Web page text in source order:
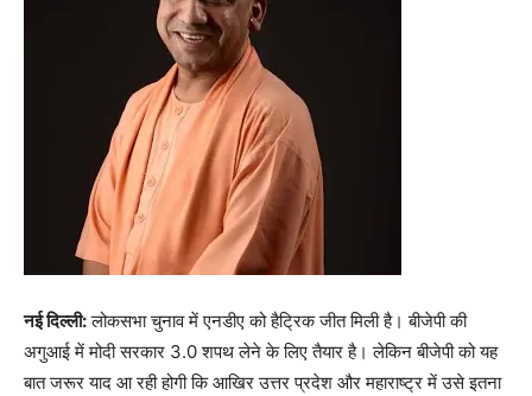
नई दिल्ली:लोकसभा चुनाव में एनडीए को हैट्रिक जीत मिली है। बीजेपी की
अगुआई में मोदी सरकार 3.0 शपथ लेने के लिए तैयार है। लेकिन बीजेपी को यह
बात जरूर याद आ रही होगी कि आखिर उत्तर प्रदेश और महाराष्ट्र में उसे इतना